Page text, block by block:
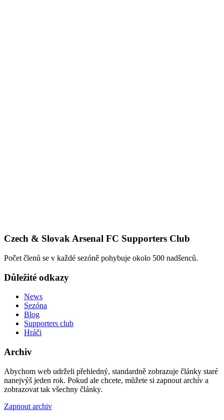
Czech & Slovak Arsenal FC Supporters Club
Počet členů se v každé sezóně pohybuje okolo 500 nadšenců.
Důležité odkazy
News
Sezóna
Blog
Supporters club
Hráči
Archiv
Abychom web udrželi přehledný, standardně zobrazuje články staré
nanejvýš jeden rok. Pokud ale chcete, můžete si zapnout archív a
zobrazovat tak všechny články.
Zapnout archiv